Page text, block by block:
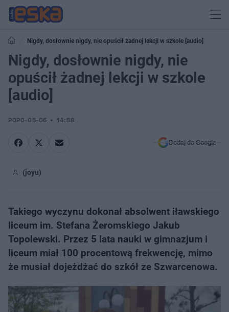
Nigdy, dosłownie nigdy, nie opuścił żadnej lekcji w szkole [audio]
Nigdy, dosłownie nigdy, nie
opuścił żadnej lekcji w szkole
[audio]
2020-05-06 14:58
Dodaj do Google
(joyu)
Takiego wyczynu dokonał absolwent iławskiego
liceum im. Stefana Żeromskiego Jakub
Topolewski. Przez 5 lata nauki w gimnazjum i
liceum miał 100 procentową frekwencję, mimo
że musiał dojeżdżać do szkół ze Szwarcenowa.